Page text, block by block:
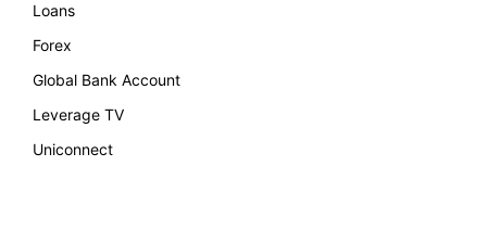
Loans
Forex
Global Bank Account
Leverage TV
Uniconnect